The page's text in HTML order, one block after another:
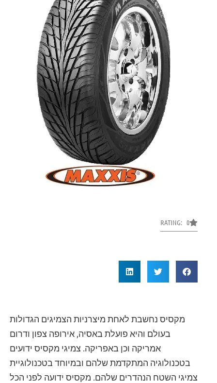
RATING: 0
מקסיס נחשבת לאחת מיצרניות הצמיגים הגדולות
בעולם והיא פועלת באסיה, אירופה צפון ודרום
אמריקה וכן באפריקה. צמיגי מקסיס ידועים
בטכנולוגיה המתקדמת שלהם ובמיוחד בטכנולוגיית
צמיגי השטח הנהדרים שלהם. מקסיס ידועה לפני הכל